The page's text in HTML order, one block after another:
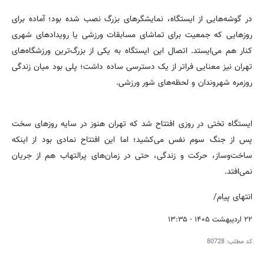
در گوشه‌هایی از ایستگاه، نمایشگرهای بزرگ نصب شده بود؛ آماده برای
روزهایی که جمعیت برای تماشای مسابقات ورزشی یا رویدادهای شهری
کنار هم می‌ایستد. اتصال این ایستگاه به یکی از بزرگ‌ترین ورزشگاه‌های
تهران نیز معنایی فراتر از یک دسترسی ساده داشت؛ پلی بود میان زندگی
روزمره شهروندان و لحظه‌های شور ورزشی.
ایستگاه تختی در روزی افتتاح شد که تهران هنوز در سایه روزهای سخت
پس از جنگ سوم نفس می‌کشید؛ اما این افتتاح نمادی بود از اینکه
ساخت‌وساز، حرکت و زندگی، حتی در زمان‌های پرالتهاب هم از جریان
نمی‌افتد.
انتهای پیام/
۲۲ اردیبهشت ۱۴۰۵ - ۱۳:۳۵
کد مطلب: 80728